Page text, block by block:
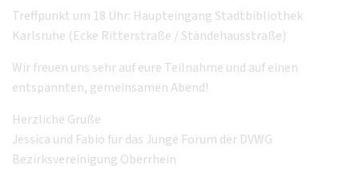
Treffpunkt um 18 Uhr: Haupteingang Stadtbibliothek
Karlsruhe (Ecke Ritterstraße / Ständehausstraße)
Wir freuen uns sehr auf eure Teilnahme und auf einen
entspannten, gemeinsamen Abend!
Herzliche Grüße
Jessica und Fabio für das Junge Forum der DVWG
Bezirksvereinigung Oberrhein